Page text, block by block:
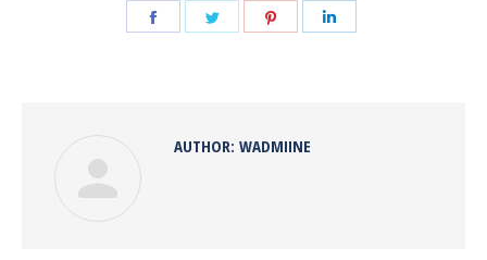
Share
Share
Share
AUTHOR: WADMIINE